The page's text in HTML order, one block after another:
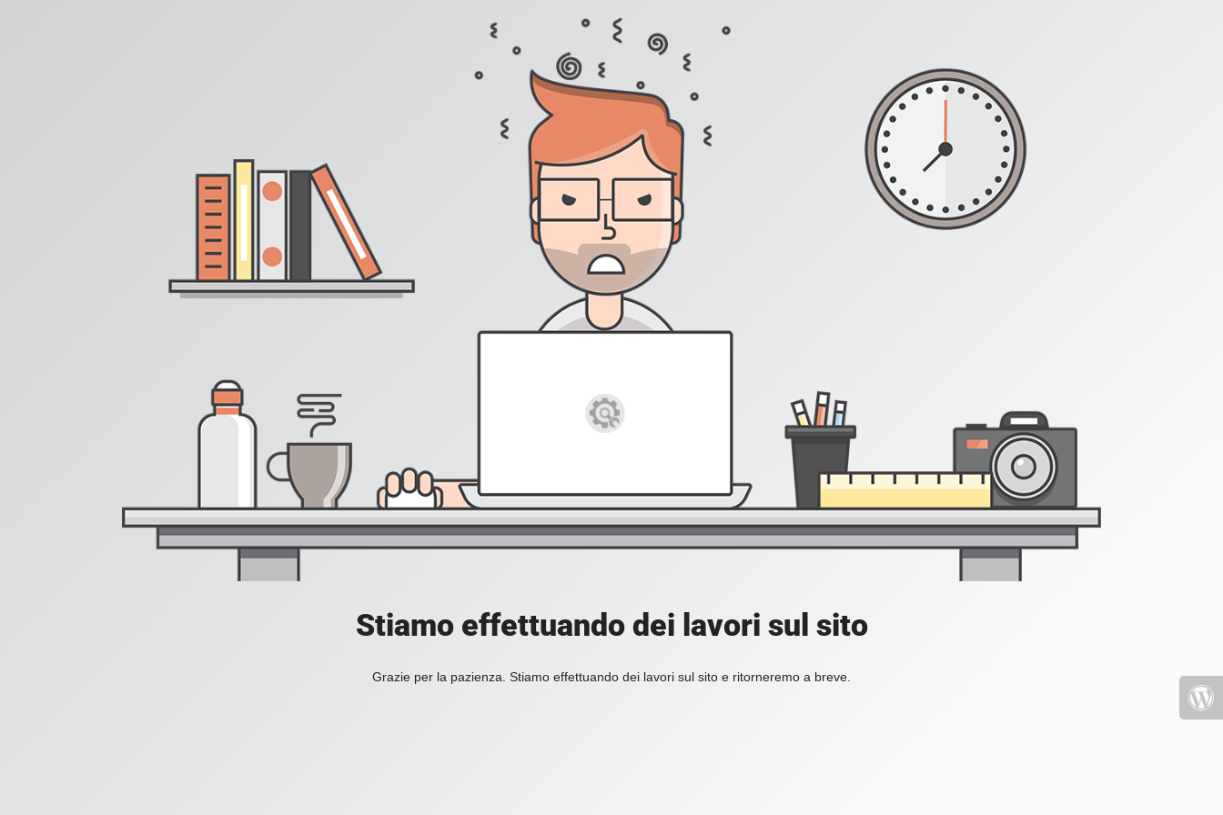
Stiamo effettuando dei lavori sul sito
Grazie per la pazienza. Stiamo effettuando dei lavori sul sito e ritorneremo a breve.